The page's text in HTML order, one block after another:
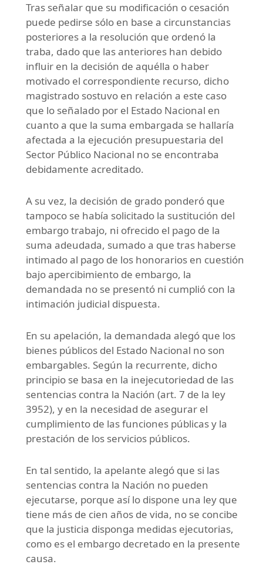
Tras señalar que su modificación o cesación
puede pedirse sólo en base a circunstancias
posteriores a la resolución que ordenó la
traba, dado que las anteriores han debido
influir en la decisión de aquélla o haber
motivado el correspondiente recurso, dicho
magistrado sostuvo en relación a este caso
que lo señalado por el Estado Nacional en
cuanto a que la suma embargada se hallaría
afectada a la ejecución presupuestaria del
Sector Público Nacional no se encontraba
debidamente acreditado.
A su vez, la decisión de grado ponderó que
tampoco se había solicitado la sustitución del
embargo trabajo, ni ofrecido el pago de la
suma adeudada, sumado a que tras haberse
intimado al pago de los honorarios en cuestión
bajo apercibimiento de embargo, la
demandada no se presentó ni cumplió con la
intimación judicial dispuesta.
En su apelación, la demandada alegó que los
bienes públicos del Estado Nacional no son
embargables. Según la recurrente, dicho
principio se basa en la inejecutoriedad de las
sentencias contra la Nación (art. 7 de la ley
3952), y en la necesidad de asegurar el
cumplimiento de las funciones públicas y la
prestación de los servicios públicos.
En tal sentido, la apelante alegó que si las
sentencias contra la Nación no pueden
ejecutarse, porque así lo dispone una ley que
tiene más de cien años de vida, no se concibe
que la justicia disponga medidas ejecutorias,
como es el embargo decretado en la presente
causa.